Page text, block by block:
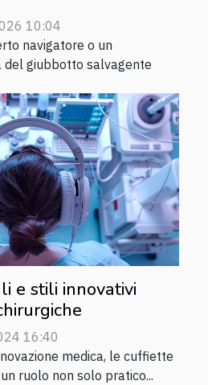
10:04
navigatore o un
del giubbotto salvagente
e stili innovativi
16:40
medica, le cuffiette
ruolo non solo pratico...